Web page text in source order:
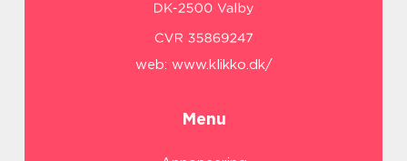
web: www.klikko.dk/
Menu